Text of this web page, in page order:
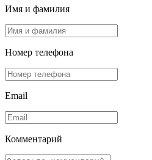
Имя и фамилия
Номер телефона
Email
Комментарий